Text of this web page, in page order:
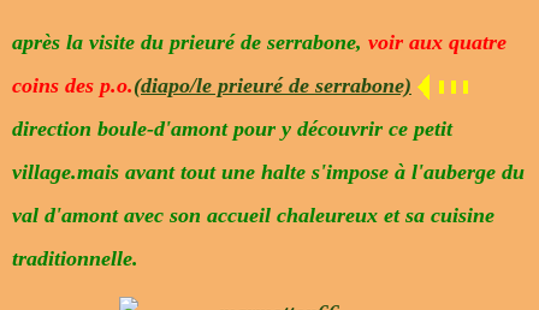
après la visite du prieuré de serrabone, voir aux quatre
coins des p.o.(diapo/le prieuré de serrabone)
direction boule-d'amont pour y découvrir ce petit
village.mais avant tout une halte s'impose à l'auberge du
val d'amont avec son accueil chaleureux et sa cuisine
traditionnelle.